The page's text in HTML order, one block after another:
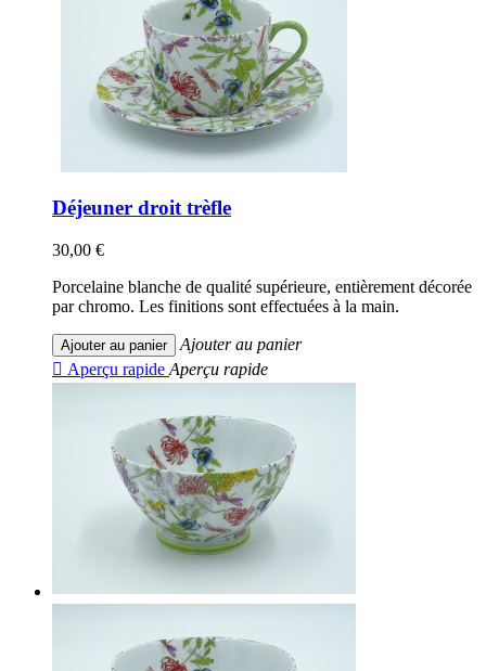
Déjeuner droit trèfle
30,00 €
Porcelaine blanche de qualité supérieure, entièrement décorée
par chromo. Les finitions sont effectuées à la main.
Ajouter au panier
Ajouter au panier
 Aperçu rapide Aperçu rapide